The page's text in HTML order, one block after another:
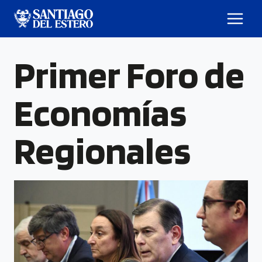
Primer Foro de
Economías
Regionales